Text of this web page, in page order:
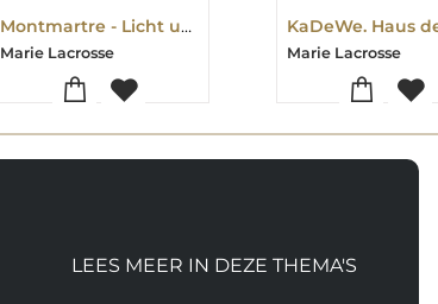
Montmartre - Licht und Schatten
Marie Lacrosse Marie Lacrosse
LEES MEER IN DEZE THEMA'S